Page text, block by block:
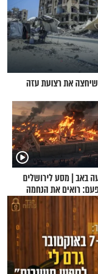
את רצועת עזה
באב | מסע לירושלים
רואים את הנחמה